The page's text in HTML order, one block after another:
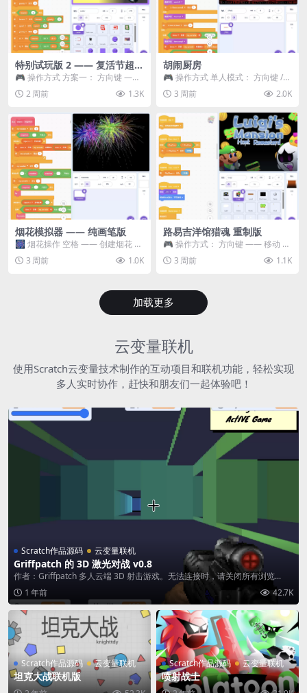
特别试玩版 2 —— 复活节超级
卡丁车赛
🎮 操作方式 方案一： 方向键 ——
移动 Z —— 跳跃 / 漂移 方案二： ...
2 周前 1.3K
胡闹厨房
🎮 操作方式 单人模式： 方向键 /
WASD —— 移动 Z / K —— 抓...
3 周前 2.0K
烟花模拟器 —— 纯画笔版
🎆 烟花操作 空格 —— 创建烟花 1
~ 3 —— 切换烟花类型 普通烟花
嘶...3 周前 1.0K
路易吉洋馆猎魂 重制版
🎮 操作方式： 方向键 —— 移动 &
跳跃 空格 —— 打开宝箱 将你...
3 周前 1.1K
加载更多
云变量联机
使用Scratch云变量技术制作的互动项目和联机功能，轻松实现
多人实时协作，赶快和朋友们一起体验吧！
Scratch作品源码 云变量联机
Griffpatch 的 3D 激光对战 v0.8
作者：Griffpatch 多人云端 3D 射击游戏。无法连接时，请关闭所有浏览...
1 年前
42.7K
Scratch作品源码 云变量联机
坦克大战联机版
Scratch作品源码 云变量联机
喷射战士